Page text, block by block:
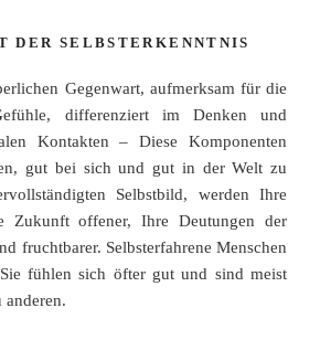
DER SELBSTERKENNTNIS
Gegenwart, aufmerksam für die
differenziert im Denken und
Kontakten – Diese Komponenten
gut bei sich und gut in der Welt zu
Selbstbild, werden Ihre
Zukunft offener, Ihre Deutungen der
fruchtbarer. Selbsterfahrene Menschen
fühlen sich öfter gut und sind meist
anderen.